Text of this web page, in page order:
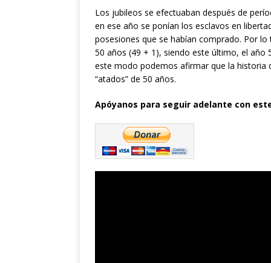
Los jubileos se efectuaban después de
en ese año se ponían los esclavos en
posesiones que se habían comprado. Por
50 años (49 + 1), siendo este último, el año
este modo podemos afirmar que la historia
“atados” de 50 años.
Apóyanos para seguir adelante con